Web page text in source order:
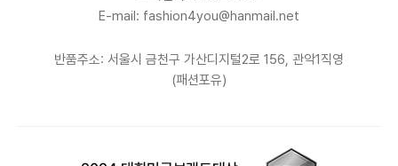
E-mail: fashion4you@hanmail.net
반품주소: 서울시 금천구 가산디지털2로 156, 관악1직영
(패션포유)